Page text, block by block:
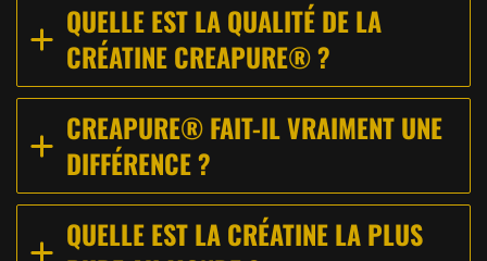
QUELLE EST LA QUALITÉ DE LA
CRÉATINE CREAPURE® ?
CREAPURE® FAIT-IL VRAIMENT UNE
DIFFÉRENCE ?
QUELLE EST LA CRÉATINE LA PLUS